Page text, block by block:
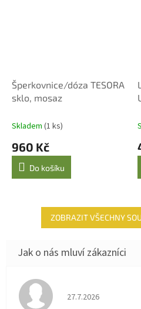
Šperkovnice/dóza TESORA
sklo, mosaz
Skladem (1 ks)
960 Kč
Do košíku
ZOBRAZIT VŠECHNY
Hodnocení obchodu
27.7.2026